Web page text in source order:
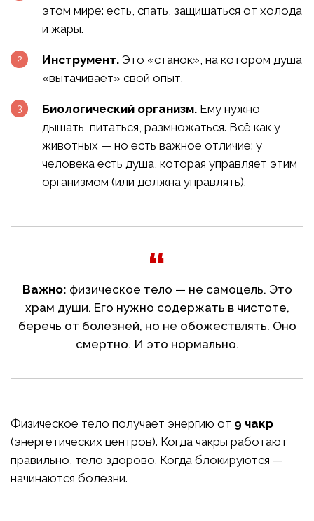
этом мире: есть, спать, защищаться от холода
и жары.
Инструмент. Это «станок», на котором душа
«вытачивает» свой опыт.
Биологический организм. Ему нужно
дышать, питаться, размножаться. Всё как у
животных — но есть важное отличие: у
человека есть душа, которая управляет этим
организмом (или должна управлять).
Важно: физическое тело — не самоцель. Это
храм души. Его нужно содержать в чистоте,
беречь от болезней, но не обожествлять. Оно
смертно. И это нормально.
Физическое тело получает энергию от 9 чакр
(энергетических центров). Когда чакры работают
правильно, тело здорово. Когда блокируются —
начинаются болезни.